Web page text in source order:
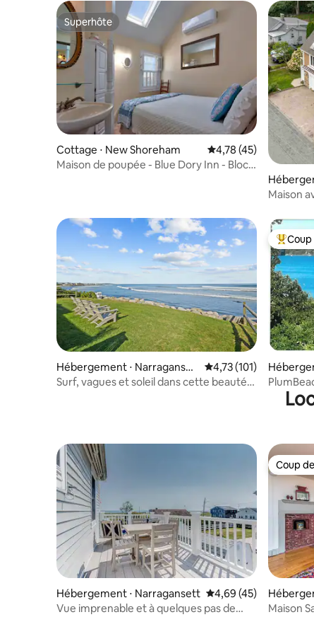
Superhôte
Superhôte
Cottage ⋅ New Shoreham Évaluation moyenne
4,78 (45)
Maison de poupée - Blue Dory Inn - Block
t
Maison
Hébergement ⋅ Narraganset
t
Évaluation moyenne
4,73 (101)
Surf, vagues et soleil dans cette beauté
Coups
own
Maison
Hébergement ⋅ Narragansett Évaluation moyenne
4,69 (45)
Vue imprenable et à quelques pas de
Coup
Coup
Maison